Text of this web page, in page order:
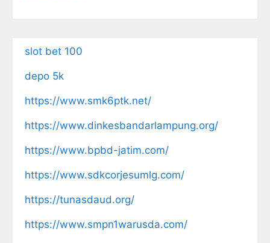
slot bet 100
depo 5k
https://www.smk6ptk.net/
https://www.dinkesbandarlampung.org/
https://www.bpbd-jatim.com/
https://www.sdkcorjesumlg.com/
https://tunasdaud.org/
https://www.smpn1warusda.com/